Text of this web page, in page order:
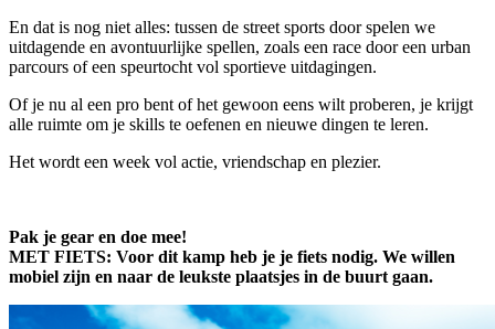
En dat is nog niet alles: tussen de street sports door spelen we
uitdagende en avontuurlijke spellen, zoals een race door een urban
parcours of een speurtocht vol sportieve uitdagingen.
Of je nu al een pro bent of het gewoon eens wilt proberen, je krijgt
alle ruimte om je skills te oefenen en nieuwe dingen te leren.
Het wordt een week vol actie, vriendschap en plezier.
Pak je gear en doe mee!
MET FIETS: Voor dit kamp heb je je fiets nodig. We willen
mobiel zijn en naar de leukste plaatsjes in de buurt gaan.